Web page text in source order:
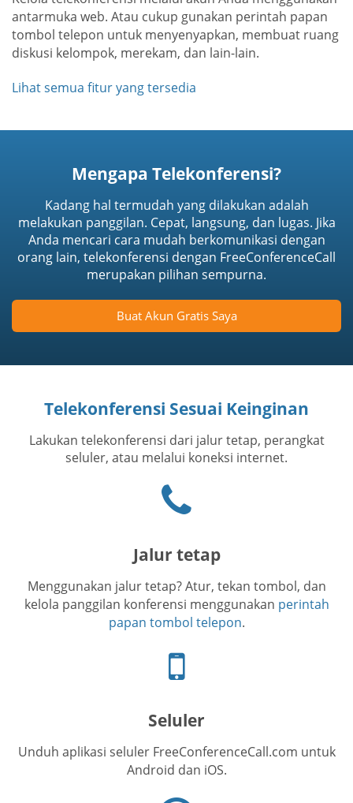
antarmuka web. Atau cukup gunakan perintah papan
tombol telepon untuk menyenyapkan, membuat ruang
diskusi kelompok, merekam, dan lain-lain.
Lihat semua fitur yang tersedia
Mengapa Telekonferensi?
Kadang hal termudah yang dilakukan adalah
melakukan panggilan. Cepat, langsung, dan lugas. Jika
Anda mencari cara mudah berkomunikasi dengan
orang lain, telekonferensi dengan FreeConferenceCall
merupakan pilihan sempurna.
Buat Akun Gratis Saya
Telekonferensi Sesuai Keinginan
Lakukan telekonferensi dari jalur tetap, perangkat
seluler, atau melalui koneksi internet.
telepon
Jalur tetap
Menggunakan jalur tetap? Atur, tekan tombol, dan
kelola panggilan konferensi menggunakan perintah
papan tombol telepon.
Ikon
telepon
Seluler
Unduh aplikasi seluler FreeConferenceCall.com untuk
Android dan iOS.